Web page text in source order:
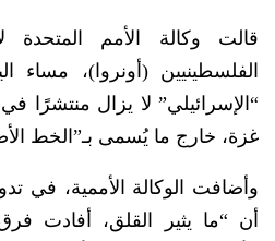
قالت وكالة الأمم المتحدة
الفلسطينيين (أونروا)، مساء
غزة، خارج ما يُسمى بـ”الخط
وأضافت الوكالة الأممية، في
أن “ما يثير القلق، أفادت